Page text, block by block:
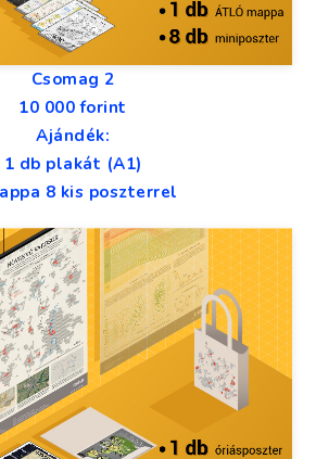
Csomag 2
10 000 forint
Ajándék:
1 db plakát (A1)
8 kis poszterrel